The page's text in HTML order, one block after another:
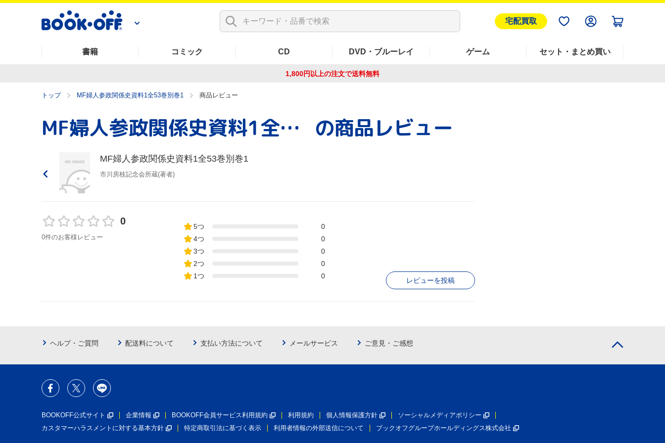
宅配買取
書籍 コミック CD DVD・ブルーレイ ゲーム セット・まとめ買い
1,800円以上の注文で送料無料
トップ MF婦人参政関係史資料1全53巻別巻1 商品レビュー
MF婦人参政関係史資料1全53巻別巻1 の商品レビュー
MF婦人参政関係史資料1全53巻別巻1
市川房枝記念会所蔵(著者)
0
0件のお客様レビュー
5つ
0
4つ
0
3つ
0
2つ
0
1つ
0
レビューを投稿
ヘルプ・ご質問 配送料について 支払い方法について メールサービス ご意見・ご感想
BOOKOFF公式サイト 企業情報 BOOKOFF会員サービス利用規約 利用規約 個人情報保護方針
ソーシャルメディアポリシー
カスタマーハラスメントに対する基本方針
特定商取引法に基づく表示 利用者情報の外部送信について ブックオフグループホールディングス株式会社